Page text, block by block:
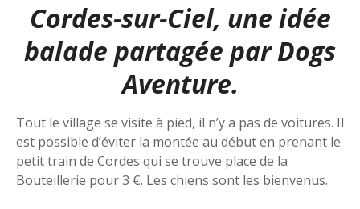
Cordes-sur-Ciel, une idée
balade partagée parDogs
Aventure.
Tout le village se visite à pied, il n’y a pas de voitures. Il
est possible d’éviter la montée au début en prenant le
petit train de Cordes qui se trouve place de la
Bouteillerie pour 3 €. Les chiens sont les bienvenus.